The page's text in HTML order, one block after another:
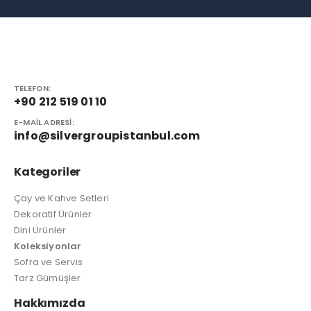
TELEFON:
+90 212 519 01 10
E-MAIL ADRESI:
info@silvergroupistanbul.com
Kategoriler
Çay ve Kahve Setleri
Dekoratif Ürünler
Dini Ürünler
Koleksiyonlar
Sofra ve Servis
Tarz Gümüşler
Hakkımızda